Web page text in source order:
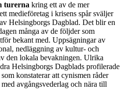
turerna kring ett av de mer
medieföretag i krisens spår sväljer
Helsingborgs Dagblad. Det blir en
många av de följder som
bekant med. Uppsägningar av
nedläggning av kultur- och
den lokala bevakningen. Ulrika
Helsingborgs Dagblads profilerade
konstaterar att cynismen råder
avgångsvederlag och nära till